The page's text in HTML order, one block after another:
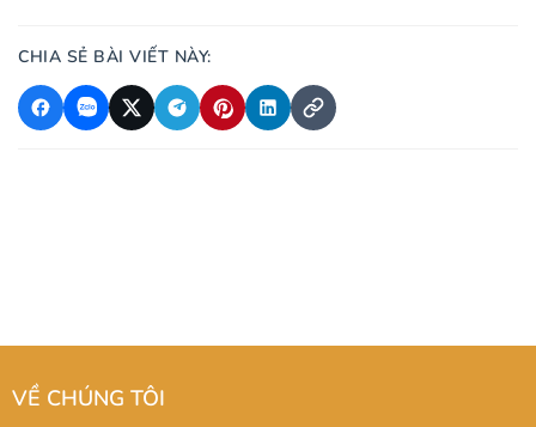
CHIA SẺ BÀI VIẾT NÀY:
VỀ CHÚNG TÔI